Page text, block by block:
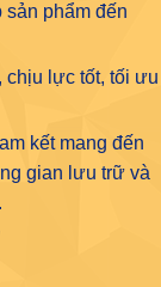
sản phẩm đến
chịu lực tốt, tối ưu
kết mang đến
gian lưu trữ và